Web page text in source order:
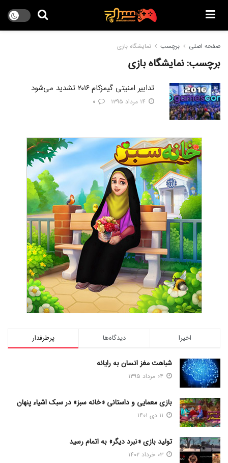
صفحه اصلی برچسب نمایشگاه بازی
برچسب:نمایشگاه بازی
تدابیر امنیتی گیمزکام ۲۰۱۶ تشدید می‌شود
پرطرفدار دیدگاه‌ها اخیرا
شباهت مغز انسان به رایانه
بازی معمایی و داستانی «خانه سبز» در سبک اشیاء پنهان
تولید بازی «نبرد دیگر» به اتمام رسید